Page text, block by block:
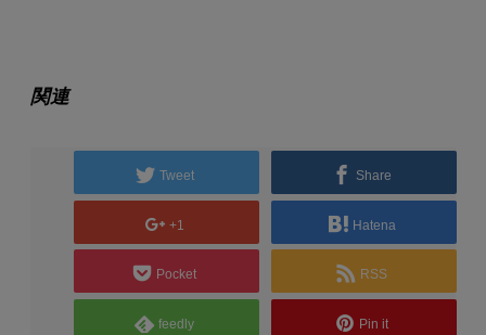
関連
Tweet Share
+1 Hatena
Pocket RSS
feedly Pin it